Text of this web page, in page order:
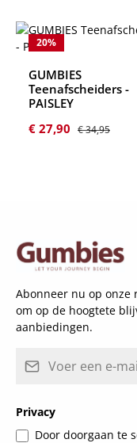
20%
GUMBIES
Teenafscheiders -
PAISLEY
Verkoopprijs:
€ 27,90 Normale prijs:
€ 34,95
Abonneer nu op
om op de hoogtete
aanbiedingen.
Privacy
Door doorgaan te